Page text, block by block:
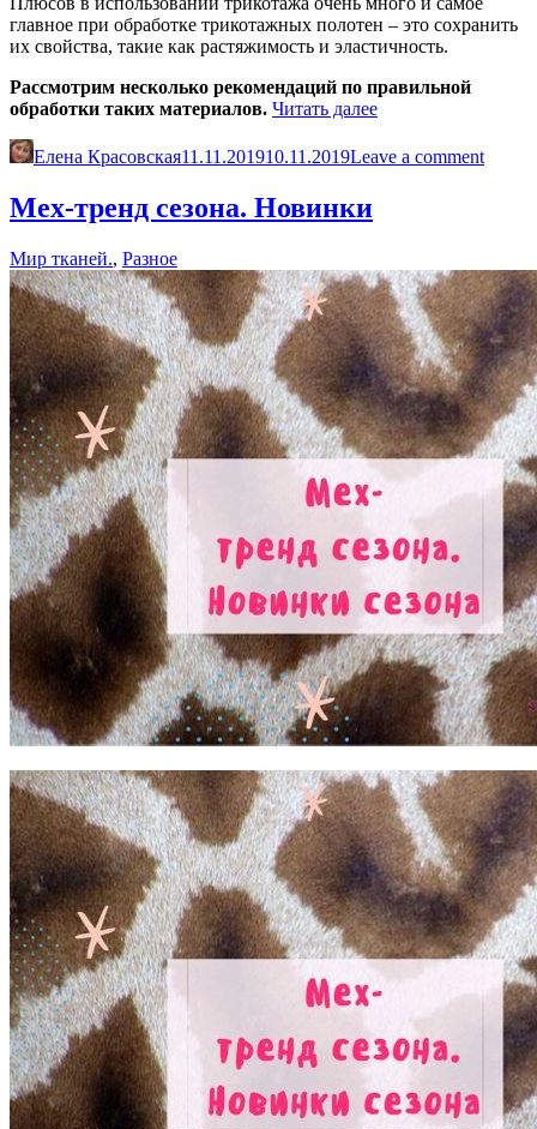
главное при обработке трикотажных полотен – это сохранить
их свойства, такие как растяжимость и эластичность.
Рассмотрим несколько рекомендаций по правильной
обработки таких материалов. Читать далее«Как
с
трикотажем»
Елена Красовская11.11.201910.11.2019Leave a comment
Мех-тренд сезона. Новинки
Мир тканей., Разное